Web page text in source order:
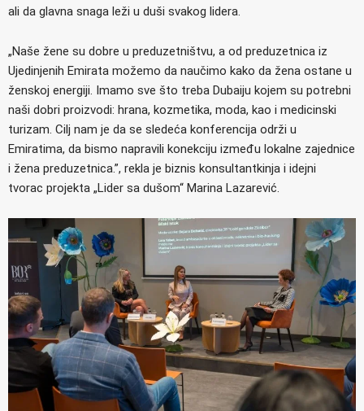
ali da glavna snaga leži u duši svakog lidera.
„Naše žene su dobre u preduzetništvu, a od preduzetnica iz
Ujedinjenih Emirata možemo da naučimo kako da žena ostane u
ženskoj energiji. Imamo sve što treba Dubaiju kojem su potrebni
naši dobri proizvodi: hrana, kozmetika, moda, kao i medicinski
turizam. Cilj nam je da se sledeća konferencija održi u
Emiratima, da bismo napravili konekciju između lokalne zajednice
i žena preduzetnica.”, rekla je biznis konsultantkinja i idejni
tvorac projekta „Lider sa dušom“ Marina Lazarević.